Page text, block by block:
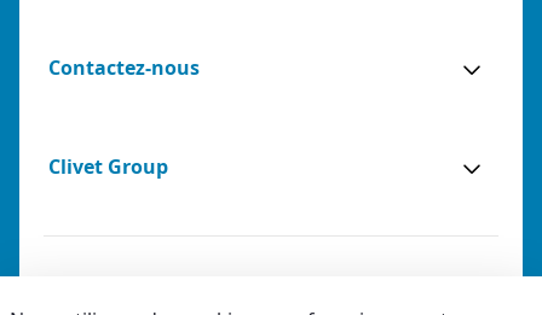
Contactez-nous
Clivet Group